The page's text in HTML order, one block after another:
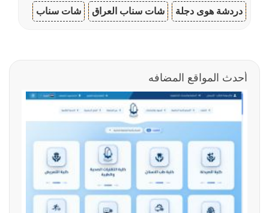
دردشة هوى دجلة شات سناب العراق شات سناب
أحدث المواقع المضافه